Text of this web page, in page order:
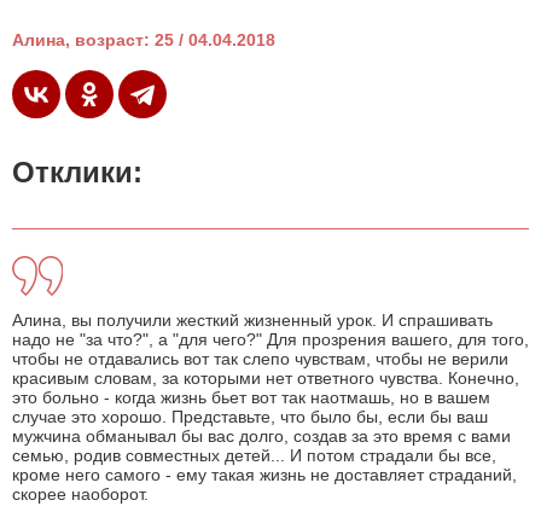
Алина, возраст: 25 / 04.04.2018
Отклики:
Алина, вы получили жесткий жизненный урок. И спрашивать
надо не "за что?", а "для чего?" Для прозрения вашего, для того,
чтобы не отдавались вот так слепо чувствам, чтобы не верили
красивым словам, за которыми нет ответного чувства. Конечно,
это больно - когда жизнь бьет вот так наотмашь, но в вашем
случае это хорошо. Представьте, что было бы, если бы ваш
мужчина обманывал бы вас долго, создав за это время с вами
семью, родив совместных детей... И потом страдали бы все,
кроме него самого - ему такая жизнь не доставляет страданий,
скорее наоборот.